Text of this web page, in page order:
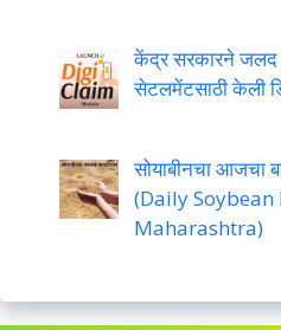
केंद्र सरकारने जलद
सेटलमेंटसाठी केली
सोयाबीनचा आजचा
(Daily
Maharashtra)